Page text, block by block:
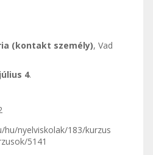
(kontakt személy), Vad
4.
hu/nyelviskolak/183/kurzus
5141